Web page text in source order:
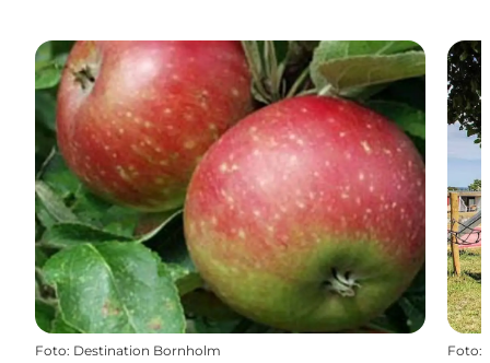
Foto: Destination Bornholm Foto: